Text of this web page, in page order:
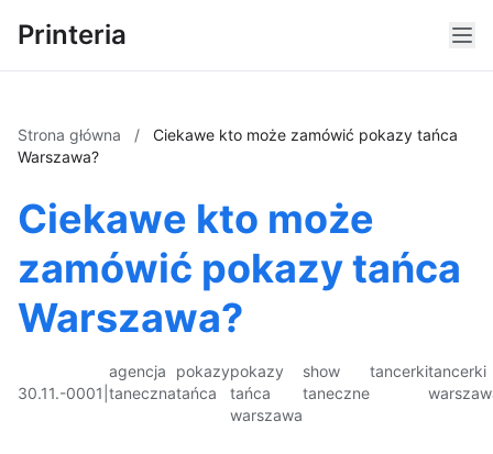
Printeria
Strona główna /
Ciekawe kto może zamówić pokazy tańca
Warszawa?
Ciekawe kto może
zamówić pokazy tańca
Warszawa?
30.11.-0001
agencja
taneczna
pokazy
tańca
pokazy
tańca
warszawa
show
taneczne
tancerkitancerki